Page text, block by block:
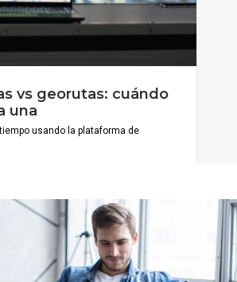
vs georutas: cuándo
una
usando la plataforma de
Cargar más